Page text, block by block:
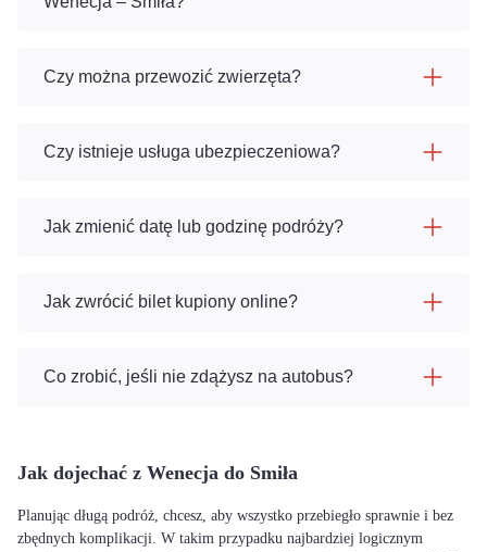
Czy można przewozić zwierzęta?
Czy istnieje usługa ubezpieczeniowa?
Jak zmienić datę lub godzinę podróży?
Jak zwrócić bilet kupiony online?
Co zrobić, jeśli nie zdążysz na autobus?
Jak dojechać z Wenecja do Smiła
Planując długą podróż, chcesz, aby wszystko przebiegło sprawnie i bez
zbędnych komplikacji. W takim przypadku najbardziej logicznym